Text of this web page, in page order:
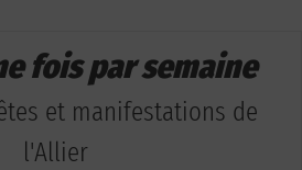
fois par semaine
et manifestations de
l'Allier